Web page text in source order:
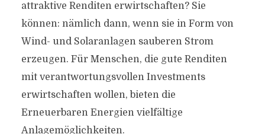
attraktive Renditen erwirtschaften? Sie
können: nämlich dann, wenn sie in Form von
Wind- und Solaranlagen sauberen Strom
erzeugen. Für Menschen, die gute Renditen
mit verantwortungsvollen Investments
erwirtschaften wollen, bieten die
Erneuerbaren Energien vielfältige
Anlagemöglichkeiten.